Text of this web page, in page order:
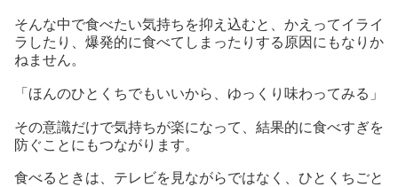
そんな中で食べたい気持ちを抑え込むと、かえってイライ
ラしたり、爆発的に食べてしまったりする原因にもなりか
ねません。
「ほんのひとくちでもいいから、ゆっくり味わってみる」
その意識だけで気持ちが楽になって、結果的に食べすぎを
防ぐことにもつながります。
食べるときは、テレビを見ながらではなく、ひとくちごと